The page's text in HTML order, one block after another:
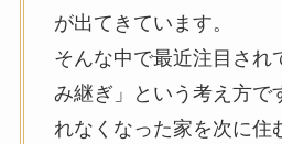
が出てきています。
そんな中で最近注目され
み継ぎ」という考え方で
れなくなった家を次に住